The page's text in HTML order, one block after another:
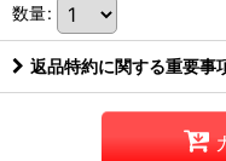
数量:
返品特約に関する重要事